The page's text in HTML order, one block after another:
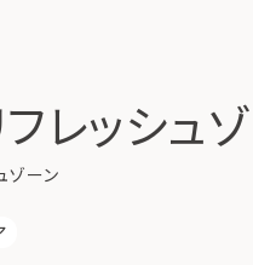
レッシュ
ゾーン